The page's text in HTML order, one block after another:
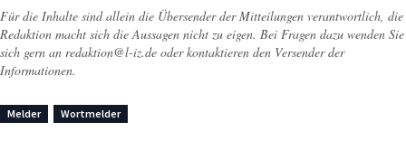
Für die Inhalte sind allein die Übersender der Mitteilungen verantwortlich, die
Redaktion macht sich die Aussagen nicht zu eigen. Bei Fragen dazu wenden Sie
sich gern an redaktion@l-iz.de oder kontaktieren den Versender der
Informationen.
Melder Wortmelder